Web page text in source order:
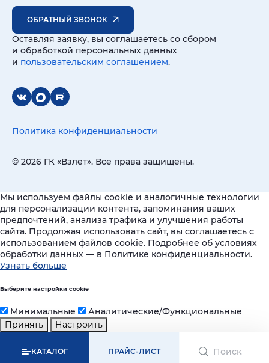
КАТАЛОГ ПРАЙС-ЛИСТ
ОБРАТНЫЙ ЗВОНОК
Оставляя заявку, вы соглашаетесь со сбором
и обработкой персональных данных
и пользовательским соглашением.
© 2026 ГК «Взлет». Все права защищены.
Политика конфиденциальности
Мы используем файлы cookie и аналогичные технологии
для персонализации контента, запоминания ваших
предпочтений, анализа трафика и улучшения работы
сайта. Продолжая использовать сайт, вы соглашаетесь с
использованием файлов cookie. Подробнее об условиях
обработки данных — в Политике конфиденциальности.
Узнать больше
Выберите настройки cookie
Минимальные
Аналитические/Функциональные
Принять
Настроить